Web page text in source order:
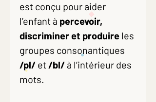
est conçu pour aider
l’enfant à percevoir,
discriminer et produire les
groupes consonantiques
/pl/ et /bl/ à l’intérieur des
mots.